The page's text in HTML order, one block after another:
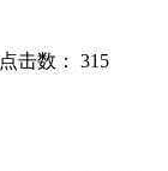
点击数： 315